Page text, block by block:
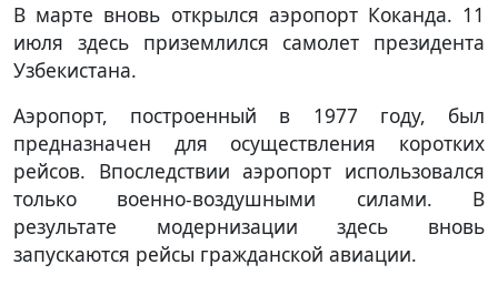
В марте вновь открылся аэропорт Коканда. 11
июля здесь приземлился самолет президента
Узбекистана.
Аэропорт, построенный в 1977 году, был
предназначен для осуществления коротких
рейсов. Впоследствии аэропорт использовался
только военно-воздушными силами. В
результате модернизации здесь вновь
запускаются рейсы гражданской авиации.